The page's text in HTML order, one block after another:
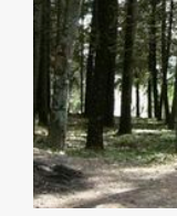
Reserva
Reserva
Reserva